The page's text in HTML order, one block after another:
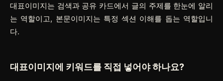
대표이미지는 검색과 공유 카드에서 글의 주제를 한눈에 알리
는 역할이고, 본문이미지는 특정 섹션 이해를 돕는 역할입니
다.
대표이미지에 키워드를 직접 넣어야 하나요?